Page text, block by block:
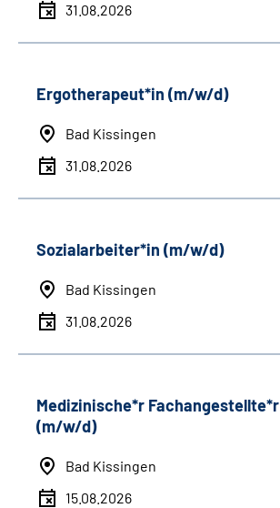
31.08.2026
Ergotherapeut*in (m/w/d)
Bad Kissingen
31.08.2026
Sozialarbeiter*in (m/w/d)
Bad Kissingen
31.08.2026
Medizinische*r Fachangestellte*r
(m/w/d)
Bad Kissingen
15.08.2026